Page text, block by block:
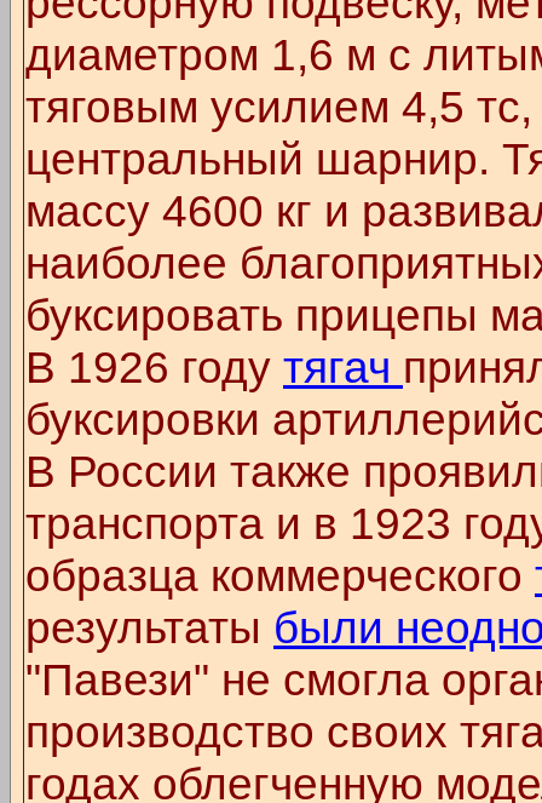
диаметром 1,6 м с
тяговым усилием 4,5
центральный шарнир.
массу 4600 кг и
наиболее
буксировать прицепы
В 1926 году тягач
буксировки
В России также
транспорта и в 1923
образца коммерческого
результаты были
"Павези" не смогла
производство своих
годах облегченную